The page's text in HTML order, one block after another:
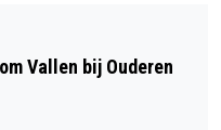
Vallen bij Ouderen